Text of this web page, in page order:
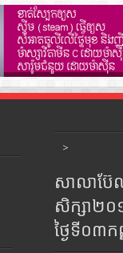
>
សាលាប៊ែ
សិក្សា២
ថ្ងៃទី០៣